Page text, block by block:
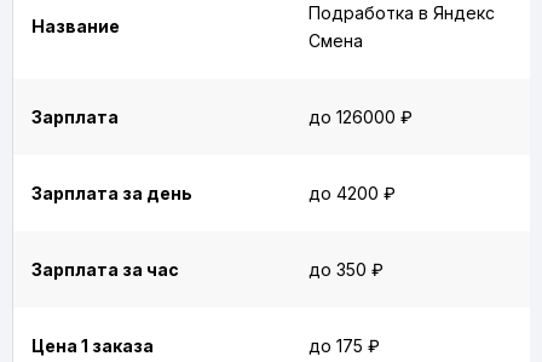
Название
Подработка в Яндекс
Смена
Зарплата до 126000 ₽
Зарплата за день до 4200 ₽
Зарплата за час до 350 ₽
Цена 1 заказа до 175 ₽